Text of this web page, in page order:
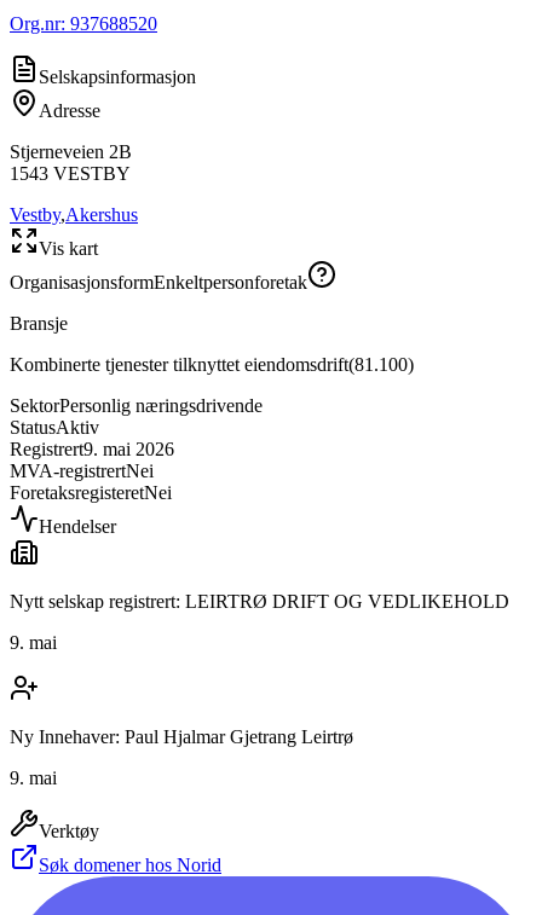
Org.nr: 937688520
Selskapsinformasjon
Adresse
Stjerneveien 2B
1543 VESTBY
Vestby,Akershus
Vis kart
OrganisasjonsformEnkeltpersonforetak
Bransje
Kombinerte tjenester tilknyttet eiendomsdrift(81.100)
SektorPersonlig næringsdrivende
StatusAktiv
Registrert9. mai 2026
MVA-registrertNei
ForetaksregisteretNei
Hendelser
Nytt selskap registrert: LEIRTRØ DRIFT OG VEDLIKEHOLD
9. mai
Ny Innehaver: Paul Hjalmar Gjetrang Leirtrø
9. mai
Verktøy
Søk domener hos Norid